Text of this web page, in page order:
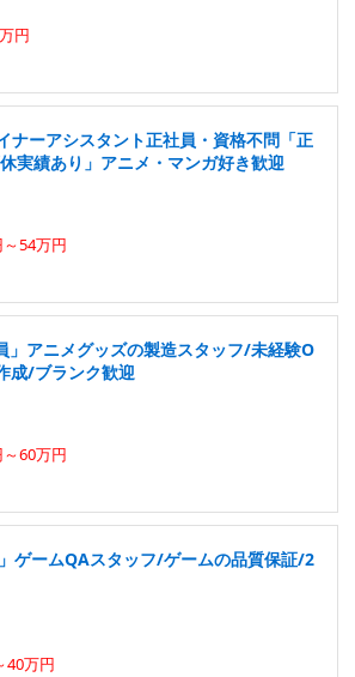
円
ナーアシスタント正社員・資格不問「正
実績あり」アニメ・マンガ好き歓迎
54万円
」アニメグッズの製造スタッフ/未経験O
成/ブランク歓迎
60万円
ゲームQAスタッフ/ゲームの品質保証/2
40万円